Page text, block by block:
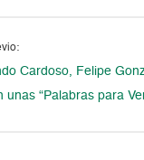
Cardoso, Felipe
unas “Palabras para